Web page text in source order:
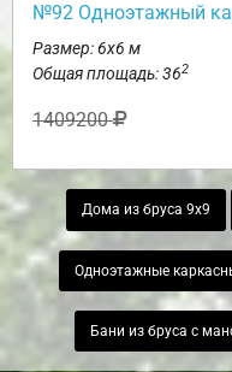
№92 Одноэтажный
Размер: 6х6 м
Общая площадь: 362
1409200
Дома из бруса 9х9
Одноэтажные
Бани из бруса с